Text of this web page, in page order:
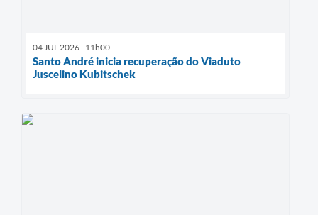
04 JUL 2026 - 11h00
Santo André inicia recuperação do Viaduto
Juscelino Kubitschek